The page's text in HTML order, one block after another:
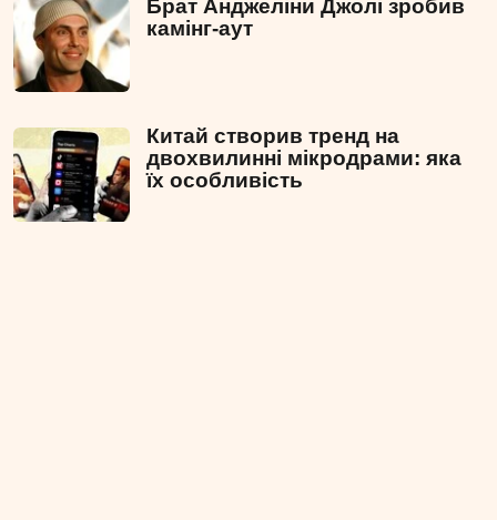
Брат Анджеліни Джолі зробив
камінг-аут
Китай створив тренд на
двохвилинні мікродрами: яка
їх особливість